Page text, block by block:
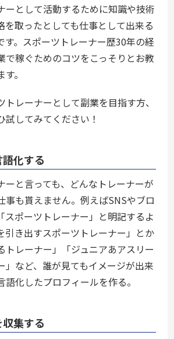
ーとして活動するために知識や技術
を取ったとしても仕事として出来る
す。スポーツトレーナー歴30年の経
で稼ぐためのコツをこっそりとお教
。
トレーナーとして副業を目指す方、
試してみてください！
化する
ーと言っても、どんなトレーナーが
事も貰えません。例えばSNSやブロ
スポーツトレーナー」と明記するよ
引き出すスポーツトレーナー」とか
トレーナー」「ジュニアあアスリー
」など、誰が見てもイメージが出来
語化したプロフィールを作る。
集する